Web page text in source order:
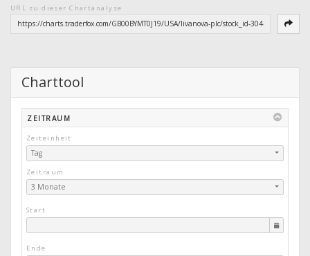
URL zu dieser Chartanalyse
Charttool
ZEITRAUM
Zeiteinheit
Tag
Zeitraum
3 Monate
Start
Ende